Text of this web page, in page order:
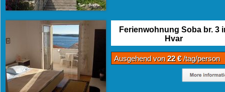
Ferienwohnung Soba br. 3
Hvar
Ausgehend von22 €/tag/person